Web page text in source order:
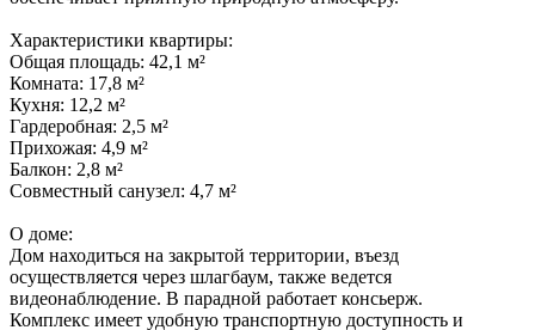
Характеристики квартиры:
Общая площадь: 42,1 м²
Комната: 17,8 м²
Кухня: 12,2 м²
Гардеробная: 2,5 м²
Прихожая: 4,9 м²
Балкон: 2,8 м²
Совместный санузел: 4,7 м²
О доме:
Дом находиться на закрытой территории, въезд
осуществляется через шлагбаум, также ведется
видеонаблюдение. В парадной работает консьерж.
Комплекс имеет удобную транспортную доступность и